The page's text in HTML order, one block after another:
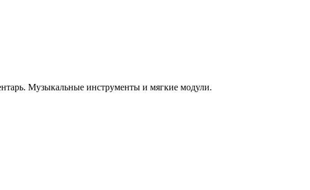
Музыкальные инструменты и мягкие модули.